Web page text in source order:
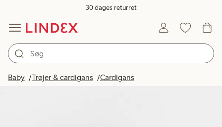
30 dages returret
Baby Trøjer & cardigans Cardigans